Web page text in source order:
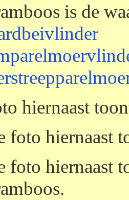
is de
hiernaast
foto hiernaast
foto hiernaast